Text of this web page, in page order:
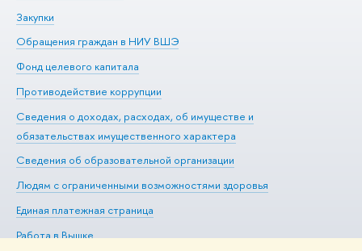
Закупки
Обращения граждан в НИУ ВШЭ
Фонд целевого капитала
Противодействие коррупции
Сведения о доходах, расходах, об имуществе и
обязательствах имущественного характера
Сведения об образовательной организации
Людям с ограниченными возможностями здоровья
Единая платежная страница
Работа в Вышке